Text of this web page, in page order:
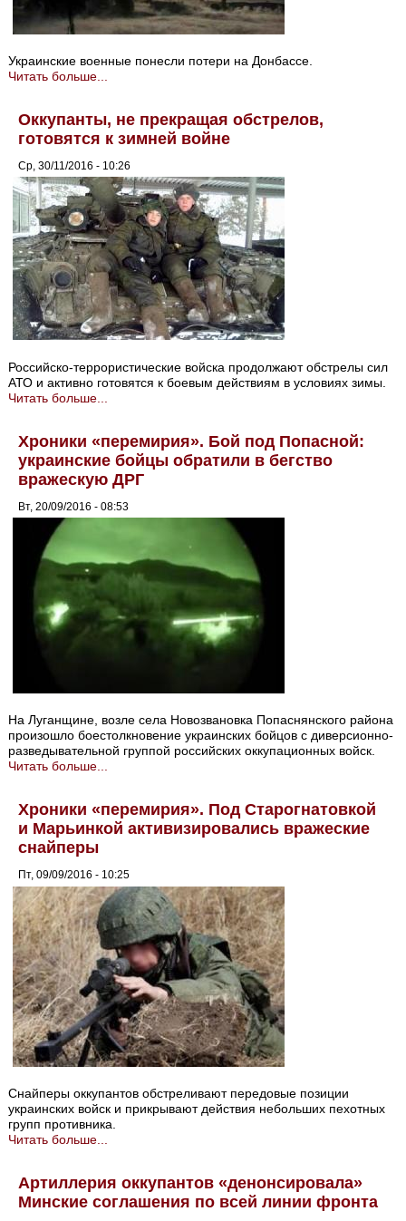
Украинские военные понесли потери на Донбассе.
Читать больше...
Оккупанты, не прекращая обстрелов,
готовятся к зимней войне
Ср, 30/11/2016 - 10:26
Российско-террористические войска продолжают обстрелы сил
АТО и активно готовятся к боевым действиям в условиях зимы.
Читать больше...
Хроники «перемирия». Бой под Попасной:
украинские бойцы обратили в бегство
вражескую ДРГ
Вт, 20/09/2016 - 08:53
На Луганщине, возле села Новозвановка Попаснянского района
произошло боестолкновение украинских бойцов с диверсионно-
разведывательной группой российских оккупационных войск.
Читать больше...
Хроники «перемирия». Под Старогнатовкой
и Марьинкой активизировались вражеские
снайперы
Пт, 09/09/2016 - 10:25
Снайперы оккупантов обстреливают передовые позиции
украинских войск и прикрывают действия небольших пехотных
групп противника.
Читать больше...
Артиллерия оккупантов «денонсировала»
Минские соглашения по всей линии фронта